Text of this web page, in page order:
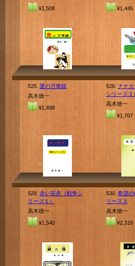
¥1,508
¥1,445
525. 愛の万華鏡
高木徳一
¥1,498
526. ナナ
シリーズ３）
高木徳一
¥1,707
529. 赤い笹舟（戦争シ
リーズ１）
高木徳一
¥1,540
530. 希望の
リーズ３
高木徳一
¥2,316